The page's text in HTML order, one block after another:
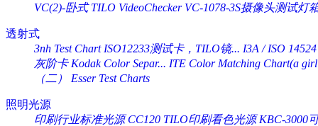
VC(2)-卧式 TILO VideoChecker VC-1078-3S摄像头测试灯
透射式
3nh Test Chart ISO12233测试卡，TILO镜... I3A / ISO
灰阶卡 Kodak Color Separ... ITE Color Matching Chart(a
（二） Esser Test Charts
照明光源
印刷行业标准光源 CC120 TILO印刷看色光源 KBC-3000